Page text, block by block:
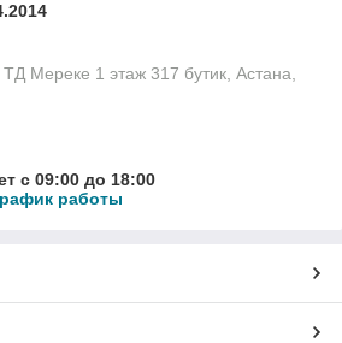
Мереке 1 этаж 317 бутик, Астана,
с 09:00 до 18:00
работы